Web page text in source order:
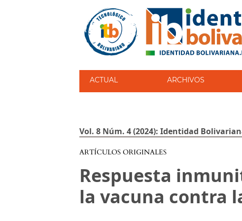
ACTUAL ARCHIVOS
Vol. 8 Núm. 4 (2024): Identidad
ARTÍCULOS ORIGINALES
Respuesta
la vacuna contra